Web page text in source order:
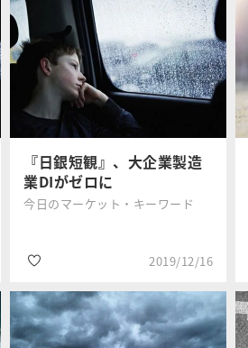
愛宕 伸康
#政治・経済
#インフレ
#設備投資
『日銀短観』、大企業製造
業DIがゼロに
今日のマーケット・キーワード
2019/12/16